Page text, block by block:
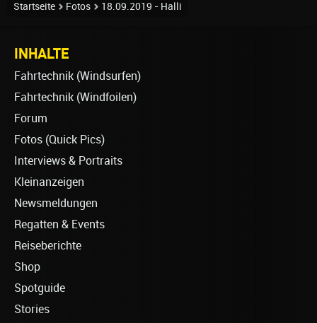
Startseite Fotos 18.09.2019 - Halli
INHALTE
Fahrtechnik (Windsurfen)
Fahrtechnik (Windfoilen)
Forum
Fotos (Quick Pics)
Interviews & Portraits
Kleinanzeigen
Newsmeldungen
Regatten & Events
Reiseberichte
Shop
Spotguide
Stories